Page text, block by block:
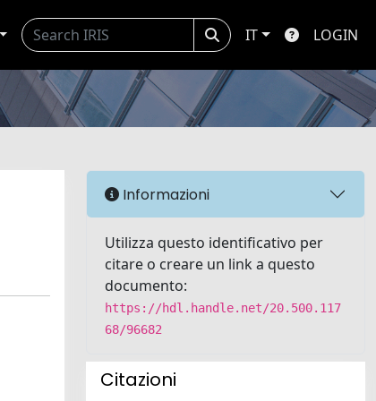
IT LOGIN
Informazioni
Utilizza questo identificativo per
citare o creare un link a questo
documento:
https://hdl.handle.net/20.500.117
68/96682
Citazioni